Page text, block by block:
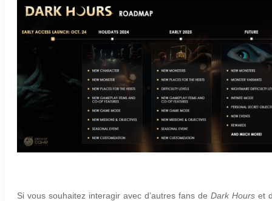
Si vous souhaitez interagir avec d’autres fans de Dark Hours et